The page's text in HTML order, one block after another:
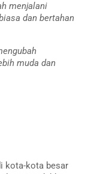
menjalani
dan bertahan
muda dan
kota-kota besar